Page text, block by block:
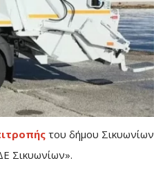
του δήμου Σικυωνίων
Σικυωνίων».